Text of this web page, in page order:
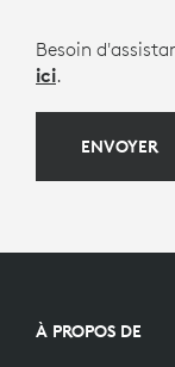
Besoin
ici.
ENVOYER
À PROPOS DE